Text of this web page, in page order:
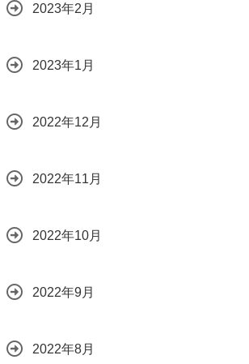
2023年2月
2023年1月
2022年12月
2022年11月
2022年10月
2022年9月
2022年8月